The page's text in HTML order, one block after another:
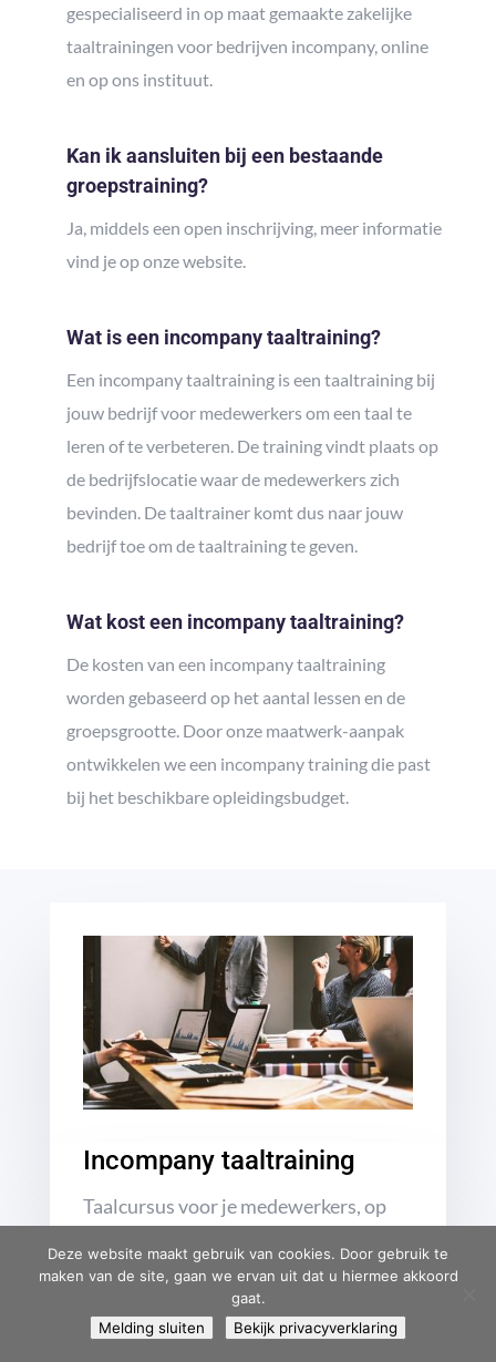
gespecialiseerd in op maat gemaakte zakelijke
taaltrainingen voor bedrijven incompany, online
en op ons instituut.
Kan ik aansluiten bij een bestaande
groepstraining?
Ja, middels een open inschrijving, meer informatie
vind je op onze website.
Wat is een incompany taaltraining?
Een incompany taaltraining is een taaltraining bij
jouw bedrijf voor medewerkers om een taal te
leren of te verbeteren. De training vindt plaats op
de bedrijfslocatie waar de medewerkers zich
bevinden. De taaltrainer komt dus naar jouw
bedrijf toe om de taaltraining te geven.
Wat kost een incompany taaltraining?
De kosten van een incompany taaltraining
worden gebaseerd op het aantal lessen en de
groepsgrootte. Door onze maatwerk-aanpak
ontwikkelen we een incompany training die past
bij het beschikbare opleidingsbudget.
Incompany taaltraining
Taalcursus voor je medewerkers, op
LEES MEER
Deze website maakt gebruik van cookies. Door gebruik te
maken van de site, gaan we ervan uit dat u hiermee akkoord
gaat.
Melding sluiten
Bekijk privacyverklaring